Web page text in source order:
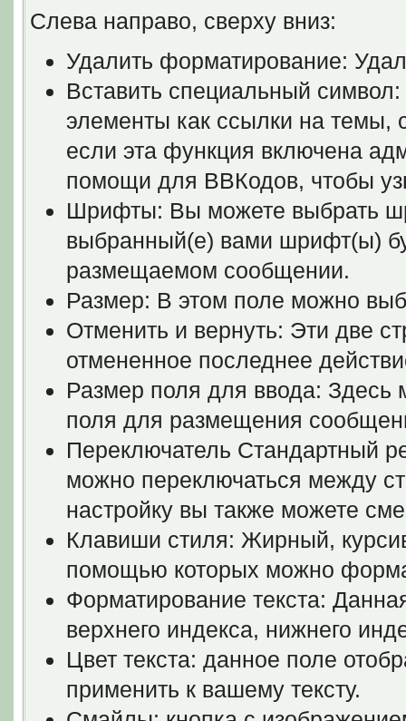
Слева направо, сверху вниз:
Удалить форматирование:
Вставить специальный символ:
элементы как ссылки на
если эта функция включена
помощи для ВВКодов, чтобы
Шрифты: Вы можете выбрать
выбранный(е) вами шрифт(ы)
размещаемом сообщении.
Размер: В этом поле можно
Отменить и вернуть: Эти две
отмененное последнее
Размер поля для ввода: Здесь
поля для размещения
Переключатель Стандартный
можно переключаться между
настройку вы также можете
Клавиши стиля: Жирный,
помощью которых можно
Форматирование текста:
верхнего индекса, нижнего
Цвет текста: данное поле
применить к вашему тексту.